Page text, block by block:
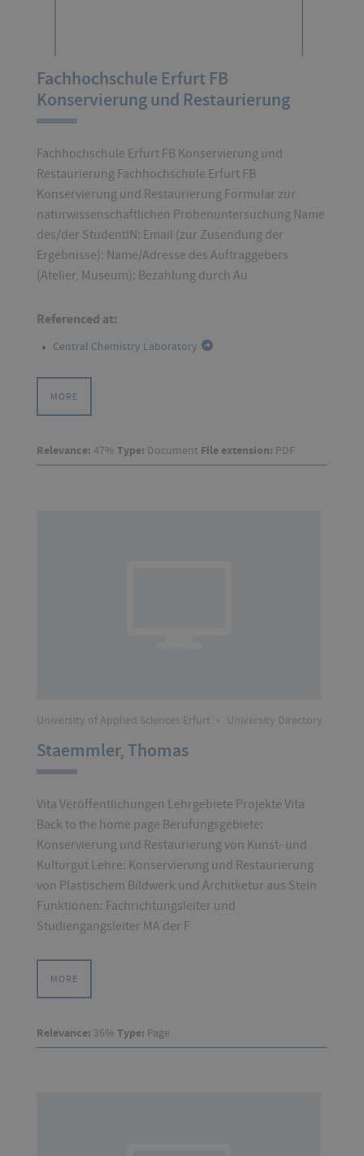
Fachhochschule Erfurt FB
Konservierung und Restaurierung
Fachhochschule Erfurt FB Konservierung und
Restaurierung Fachhochschule Erfurt FB
Konservierung und Restaurierung Formular zur
naturwissenschaftlichen Probenuntersuchung Name
des/der StudentIN: Email (zur Zusendung der
Ergebnisse): Name/Adresse des Auftraggebers
(Atelier, Museum): Bezahlung durch Au
Referenced at:
Central Chemistry Laboratory
MORE
Relevance: 47% Type: Document File extension: PDF
University of Applied Sciences Erfurt › University Directory
Staemmler, Thomas
Vita Veröffentlichungen Lehrgebiete Projekte Vita
Back to the home page Berufungsgebiete:
Konservierung und Restaurierung von Kunst- und
Kulturgut Lehre: Konservierung und Restaurierung
von Plastischem Bildwerk und Architketur aus Stein
Funktionen: Fachrichtungsleiter und
Studiengangsleiter MA der F
MORE
Relevance: 36% Type: Page